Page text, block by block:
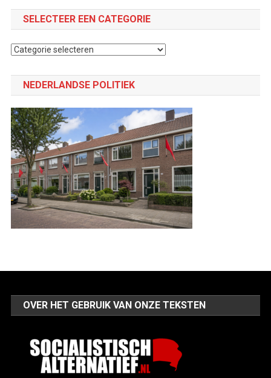
SELECTEER EEN CATEGORIE
Selecteer
NEDERLANDSE POLITIEK
OVER HET GEBRUIK VAN ONZE TEKSTEN